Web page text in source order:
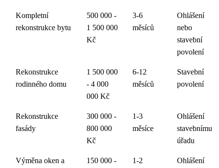
Kompletní
rekonstrukce bytu
500 000 -
1 500 000
Kč
3-6
měsíců
Ohlášení
nebo
stavební
povolení
Rekonstrukce
rodinného domu
1 500 000
- 4 000
000 Kč
6-12
měsíců
Stavební
povolení
Rekonstrukce
fasády
300 000 -
800 000
Kč
1-3
měsíce
Ohlášení
stavebnímu
úřadu
Výměna oken a
150 000 -
1-2
Ohlášení